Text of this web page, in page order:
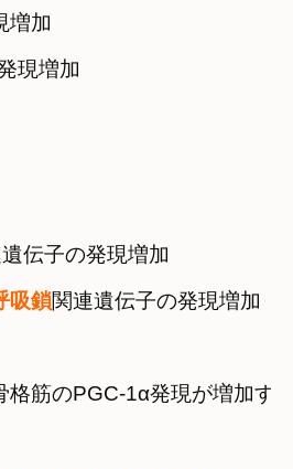
増加
現増加
伝子の発現増加
吸鎖関連遺伝子の発現増加
格筋のPGC-1α発現が増加す